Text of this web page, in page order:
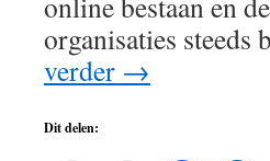
organisaties
verder →
Dit delen: